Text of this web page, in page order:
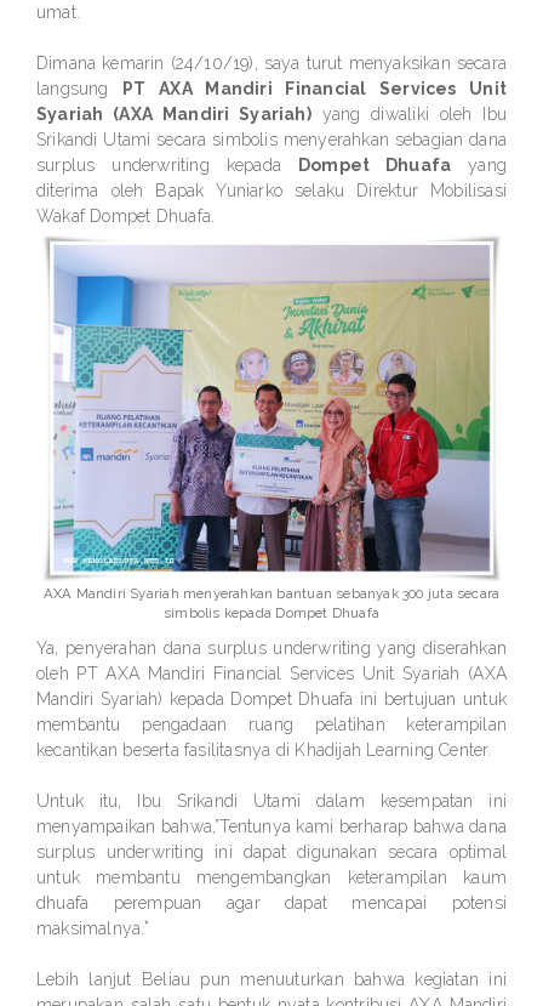
umat.
Dimana kemarin (24/10/19), saya turut menyaksikan secara
langsung PT AXA Mandiri Financial Services Unit
Syariah (AXA Mandiri Syariah)yang diwaliki oleh Ibu
Srikandi Utami secara simbolis menyerahkan sebagian dana
surplus underwriting kepada Dompet Dhuafa yang
diterima oleh Bapak Yuniarko selaku Direktur Mobilisasi
Wakaf Dompet Dhuafa.
AXA Mandiri Syariah menyerahkan bantuan sebanyak 300 juta secara
simbolis kepada Dompet Dhuafa
Ya, penyerahan dana surplus underwriting yang diserahkan
oleh PT AXA Mandiri Financial Services Unit Syariah (AXA
Mandiri Syariah) kepada Dompet Dhuafa ini bertujuan untuk
membantu pengadaan ruang pelatihan keterampilan
kecantikan beserta fasilitasnya di Khadijah Learning Center.
Untuk itu, Ibu Srikandi Utami dalam kesempatan ini
menyampaikan bahwa,”Tentunya kami berharap bahwa dana
surplus underwriting ini dapat digunakan secara optimal
untuk membantu mengembangkan keterampilan kaum
dhuafa perempuan agar dapat mencapai potensi
maksimalnya.”
Lebih lanjut Beliau pun menuuturkan bahwa kegiatan ini